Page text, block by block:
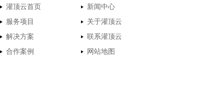
灌顶云首页
新闻中心
服务项目
关于灌顶云
解决方案
联系灌顶云
合作案例
网站地图